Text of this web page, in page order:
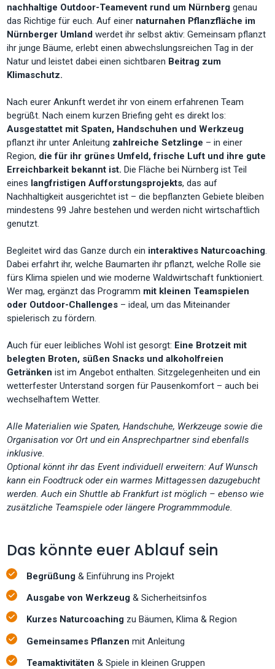
nachhaltige Outdoor-Teamevent rund um Nürnberg genau
das Richtige für euch. Auf einer naturnahen Pflanzfläche im
Nürnberger Umland werdet ihr selbst aktiv: Gemeinsam pflanzt
ihr junge Bäume, erlebt einen abwechslungsreichen Tag in der
Natur und leistet dabei einen sichtbaren Beitrag zum
Klimaschutz.
Nach eurer Ankunft werdet ihr von einem erfahrenen Team
begrüßt. Nach einem kurzen Briefing geht es direkt los:
Ausgestattet mit Spaten, Handschuhen und Werkzeug
pflanzt ihr unter Anleitung zahlreiche Setzlinge – in einer
Region, die für ihr grünes Umfeld, frische Luft und ihre gute
Erreichbarkeit bekannt ist. Die Fläche bei Nürnberg ist Teil
eines langfristigen Aufforstungsprojekts, das auf
Nachhaltigkeit ausgerichtet ist – die bepflanzten Gebiete bleiben
mindestens 99 Jahre bestehen und werden nicht wirtschaftlich
genutzt.
Begleitet wird das Ganze durch ein interaktives Naturcoaching.
Dabei erfahrt ihr, welche Baumarten ihr pflanzt, welche Rolle sie
fürs Klima spielen und wie moderne Waldwirtschaft funktioniert.
Wer mag, ergänzt das Programm mit kleinen Teamspielen
oder Outdoor-Challenges – ideal, um das Miteinander
spielerisch zu fördern.
Auch für euer leibliches Wohl ist gesorgt: Eine Brotzeit mit
belegten Broten, süßen Snacks und alkoholfreien
Getränken ist im Angebot enthalten. Sitzgelegenheiten und ein
wetterfester Unterstand sorgen für Pausenkomfort – auch bei
wechselhaftem Wetter.
Alle Materialien wie Spaten, Handschuhe, Werkzeuge sowie die
Organisation vor Ort und ein Ansprechpartner sind ebenfalls
inklusive.
Optional könnt ihr das Event individuell erweitern: Auf Wunsch
kann ein Foodtruck oder ein warmes Mittagessen dazugebucht
werden. Auch ein Shuttle ab Frankfurt ist möglich – ebenso wie
zusätzliche Teamspiele oder längere Programmmodule.
Das könnte euer Ablauf sein
Begrüßung& Einführung ins Projekt
Ausgabe von Werkzeug & Sicherheitsinfos
Kurzes Naturcoaching zu Bäumen, Klima & Region
Gemeinsames Pflanzen mit Anleitung
Teamaktivitäten & Spiele in kleinen Gruppen